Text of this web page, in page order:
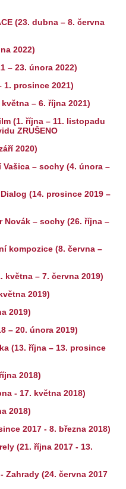
(23. dubna – 8. června
2022)
– 23. února 2022)
1. prosince 2021)
– 6. října 2021)
(1. října – 11. listopadu
ZRUŠENO
2020)
– sochy (4. února –
(14. prosince 2019 –
Novák – sochy (26. října –
kompozice (8. června –
května – 7. června 2019)
2019)
2019)
– 20. února 2019)
(13. října – 13. prosince
2018)
- 17. května 2018)
2018)
2017 - 8. března 2018)
(21. října 2017 - 13.
(24. června 2017